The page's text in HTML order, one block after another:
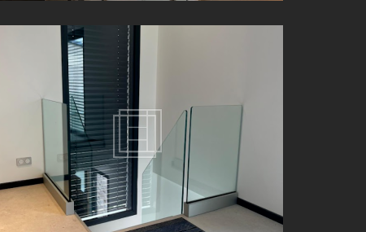
GARDE-CORPS SUR-MESURE EN VERRE DANS LES
MONTS D'OR (69)